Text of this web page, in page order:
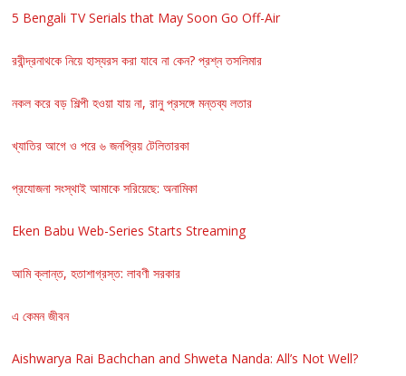
5 Bengali TV Serials that May Soon Go Off-Air
রবীন্দ্রনাথকে নিয়ে হাস্যরস করা যাবে না কেন? প্রশ্ন তসলিমার
নকল করে বড় শিল্পী হওয়া যায় না, রানু প্রসঙ্গে মন্তব্য লতার
খ্যাতির আগে ও পরে ৬ জনপ্রিয় টেলিতারকা
প্রযোজনা সংস্থাই আমাকে সরিয়েছে: অনামিকা
Eken Babu Web-Series Starts Streaming
আমি ক্লান্ত, হতাশাগ্রস্ত: লাবণী সরকার
এ কেমন জীবন
Aishwarya Rai Bachchan and Shweta Nanda: All’s Not Well?